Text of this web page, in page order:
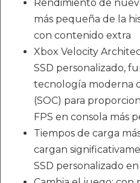
Rendimiento de
más pequeña de la
con contenido extra
Xbox Velocity
SSD personalizado,
tecnología moderna
(SOC) para
FPS en consola más
Tiempos de carga
cargan
SSD personalizado